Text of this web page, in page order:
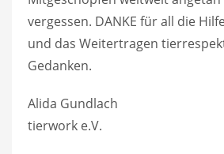
vergessen. DANKE für all die
und das Weitertragen
Gedanken.
Alida Gundlach
tierwork e.V.